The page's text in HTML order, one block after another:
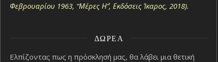
Φεβρουαρίου 1963, “Μέρες Η΄”, Εκδόσεις Ίκαρος, 2018).
ΔΩΡΕΆ
Ελπίζοντας πως η πρόσκλησή μας, θα λάβει μια θετική